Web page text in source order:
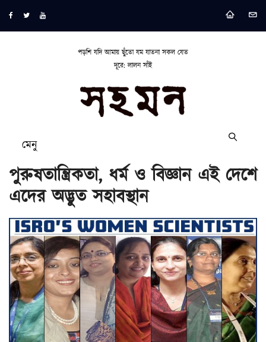
পড়শি যদি আমায় ছুঁতো যম যাতনা সকল যেত
দূরে: লালন সাঁই
মেনু
পুরুষতান্ত্রিকতা, ধর্ম ও বিজ্ঞান এই দেশে
এদের অদ্ভুত সহাবস্থান